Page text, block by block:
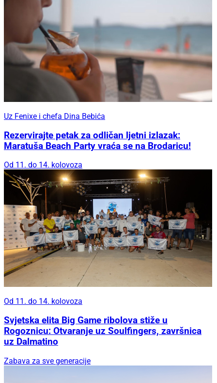
Uz Fenixe i chefa Dina Bebića
Rezervirajte petak za odličan ljetni izlazak:
Maratuša Beach Party vraća se na Brodaricu!
Od 11. do 14. kolovoza
Od 11. do 14. kolovoza
Svjetska elita Big Game ribolova stiže u
Rogoznicu: Otvaranje uz Soulfingers, završnica
uz Dalmatino
Zabava za sve generacije